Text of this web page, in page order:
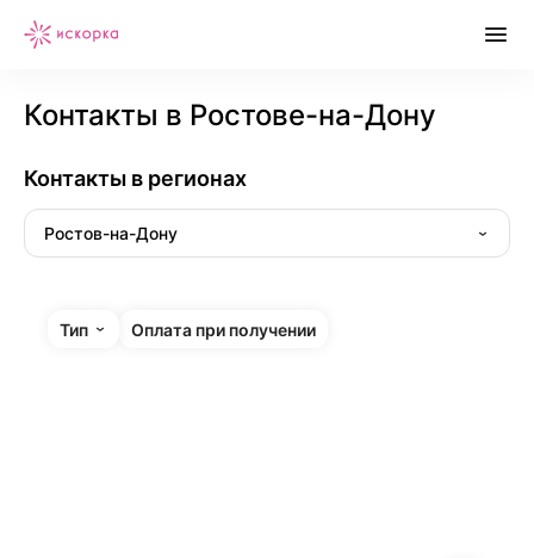
Контакты в Ростове-на-Дону
Контакты в регионах
Ростов-на-Дону
Тип Оплата при получении